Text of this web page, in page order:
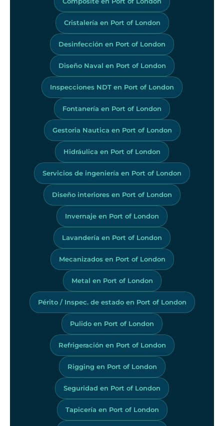
Cristalería en Port of London
Desinfección en Port of London
Diseño Naval en Port of London
Inspecciones NDT en Port of London
Fontanería en Port of London
Gestoria Nautica en Port of London
Hidráulica en Port of London
Servicios de ingeniería en Port of London
Diseño interiores en Port of London
Invernaje en Port of London
Lavandería en Port of London
Mecanizados en Port of London
Metal en Port of London
Périto / Inspec. de estado en Port of London
Pulido en Port of London
Refrigeración en Port of London
Rigging en Port of London
Seguridad en Port of London
Tapicería en Port of London